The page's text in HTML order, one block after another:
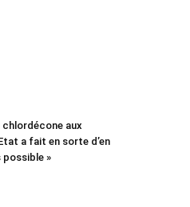
chlordécone aux
a fait en sorte d’en
possible »